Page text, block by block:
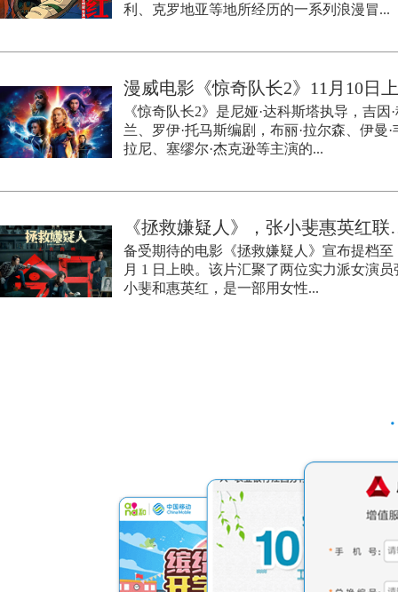
利、克罗地亚等地所经历的一系列浪漫冒...
漫威电影《惊奇队长2》11月10日
《惊奇队长2》是尼娅·达科斯塔执导，吉因
兰、罗伊·托马斯编剧，布丽·拉尔森、伊曼·
拉尼、塞缪尔·杰克逊等主演的...
《拯救嫌疑
备受期待的电影《拯救嫌疑人》宣布提档至
月 1 日上映。该片汇聚了两位实力派女演员
小斐和惠英红，是一部用女性...